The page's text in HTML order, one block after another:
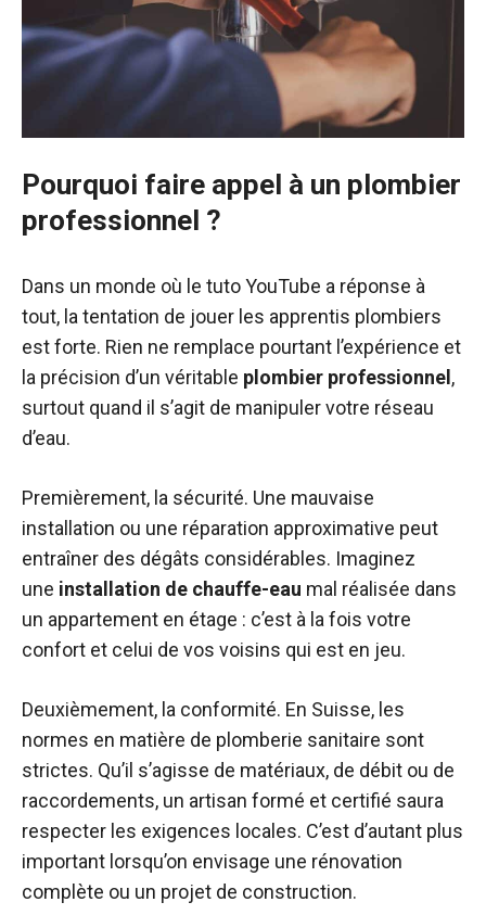
Pourquoi faire appel à un plombier
professionnel ?
Dans un monde où le tuto YouTube a réponse à
tout, la tentation de jouer les apprentis plombiers
est forte. Rien ne remplace pourtant l’expérience et
la précision d’un véritable plombier professionnel ,
surtout quand il s’agit de manipuler votre réseau
d’eau.
Premièrement, la sécurité. Une mauvaise
installation ou une réparation approximative peut
entraîner des dégâts considérables. Imaginez
une installation de chauffe-eau mal réalisée dans
un appartement en étage : c’est à la fois votre
confort et celui de vos voisins qui est en jeu.
Deuxièmement, la conformité. En Suisse, les
normes en matière de plomberie sanitaire sont
strictes. Qu’il s’agisse de matériaux, de débit ou de
raccordements, un artisan formé et certifié saura
respecter les exigences locales. C’est d’autant plus
important lorsqu’on envisage une rénovation
complète ou un projet de construction.